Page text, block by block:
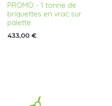
PROMO - 1 tonne de
briquettes en vrac sur
palette
433,00 €